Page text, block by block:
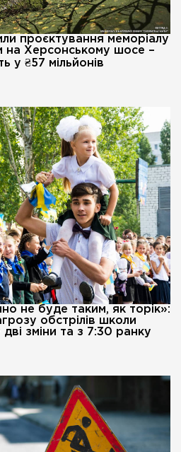
проєктування меморіалу
на Херсонському шосе –
у ₴57 мільйонів
не буде таким, як торік»:
обстрілів школи
зміни та з 7:30 ранку